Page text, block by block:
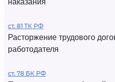
наказания
ст. 81 ТК РФ
Расторжение трудового
работодателя
ст. 78 БК РФ